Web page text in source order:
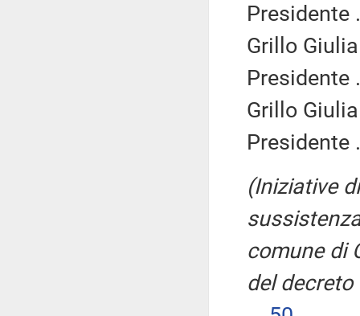
Presidente
Grillo
Presidente
Grillo
Presidente
(Iniziative
comune di
del